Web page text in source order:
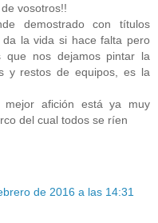
vosotros!!
demostrado con títulos
la vida si hace falta pero
que nos dejamos pintar la
y restos de equipos, es la
afición está ya muy
del cual todos se ríen
de 2016 a las 14:31